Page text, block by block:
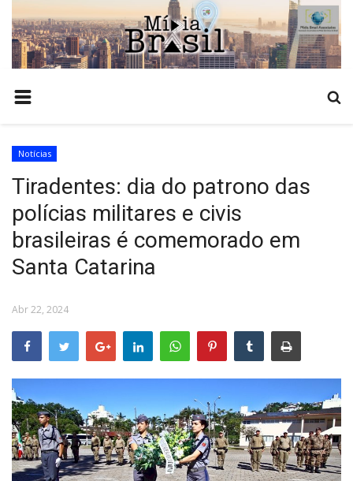
HOME
COMO ANUNCIAR
NOTÍCIAS
POLÍCIA
ESTADO
POLÍTICA
BRASIL
ECONOMIA
AGRONEGÓCIO
ESPORTE
Notícias
Tiradentes: dia do patrono das
polícias militares e civis
brasileiras é comemorado em
Santa Catarina
Abr 22, 2024